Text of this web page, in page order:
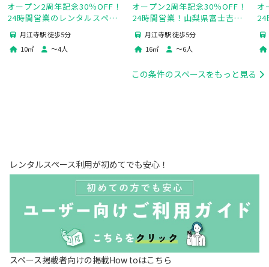
オープン2周年記念30％OFF！
24時間営業のレンタルスペー
ス4名個室！山梨県富士吉田市
に所在し、都心から1時間30分
とアクセス良好！
月江寺駅 徒歩5分
10㎡ 〜4人
オープン2周年記念30％OFF！
24時間営業！山梨県富士吉田
市に所在し、都心から1時間30
分とアクセス良好！
月江寺駅 徒歩5分
16㎡ 〜6人
オ
24
この条件のスペースをもっと見る
レンタルスペース利用が初めてでも安心！
スペース掲載者向けの掲載How toはこちら